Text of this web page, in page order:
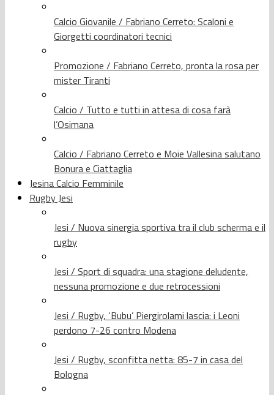
Calcio Giovanile / Fabriano Cerreto: Scaloni e
Giorgetti coordinatori tecnici
Promozione / Fabriano Cerreto, pronta la rosa per
mister Tiranti
Calcio / Tutto e tutti in attesa di cosa farà
l’Osimana
Calcio / Fabriano Cerreto e Moie Vallesina salutano
Bonura e Ciattaglia
Jesina Calcio Femminile
Rugby Jesi
Jesi / Nuova sinergia sportiva tra il club scherma e il
rugby
Jesi / Sport di squadra: una stagione deludente,
nessuna promozione e due retrocessioni
Jesi / Rugby, ‘Bubu’ Piergirolami lascia: i Leoni
perdono 7-26 contro Modena
Jesi / Rugby, sconfitta netta: 85-7 in casa del
Bologna